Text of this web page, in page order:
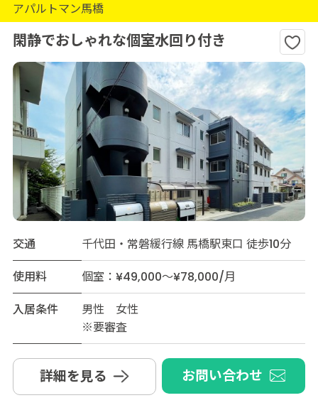
アパルトマン馬橋
閑静でおしゃれな個室水回り付き
交通
千代田・常磐緩行線 馬橋駅東口 徒歩10分
使用料
個室：¥49,000～¥78,000/月
入居条件
男性 女性
※要審査
詳細を見る お問い合わせ